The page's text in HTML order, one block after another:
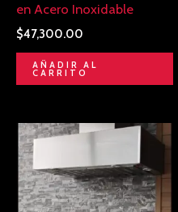
en Acero Inoxidable
$47,300.00
AÑADIR AL
CARRITO